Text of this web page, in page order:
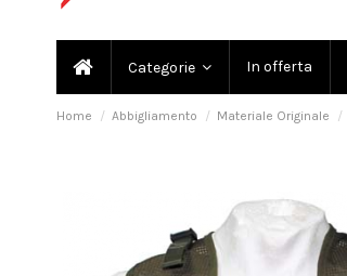
Categorie In offerta
Home Abbigliamento Materiale Originale